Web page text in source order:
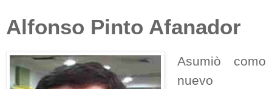
Alfonso Pinto Afanador
Asumiò como
nuevo